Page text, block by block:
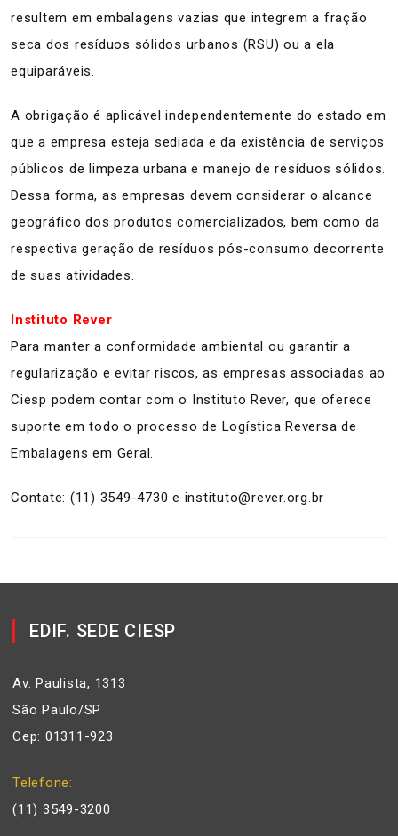
resultem em embalagens vazias que integrem a fração
seca dos resíduos sólidos urbanos (RSU) ou a ela
equiparáveis.
A obrigação é aplicável independentemente do estado em
que a empresa esteja sediada e da existência de serviços
públicos de limpeza urbana e manejo de resíduos sólidos.
Dessa forma, as empresas devem considerar o alcance
geográfico dos produtos comercializados, bem como da
respectiva geração de resíduos pós-consumo decorrente
de suas atividades.
Instituto Rever
Para manter a conformidade ambiental ou garantir a
regularização e evitar riscos, as empresas associadas ao
Ciesp podem contar com o Instituto Rever, que oferece
suporte em todo o processo de Logística Reversa de
Embalagens em Geral.
Contate: (11) 3549-4730 e instituto@rever.org.br
EDIF. SEDE CIESP
Av. Paulista, 1313
São Paulo/SP
Cep: 01311-923
Telefone
(11) 3549-3200